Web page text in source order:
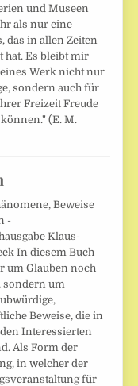
und Museen
als nur eine
das in allen Zeiten
hat. Es bleibt mir
Werk nicht nur
sondern auch für
Freizeit Freude
(E. M.
Beweise
-
Klaus-
In diesem Buch
um Glauben noch
sondern um
Beweise, die in
Interessierten
Als Form der
in welcher der
für